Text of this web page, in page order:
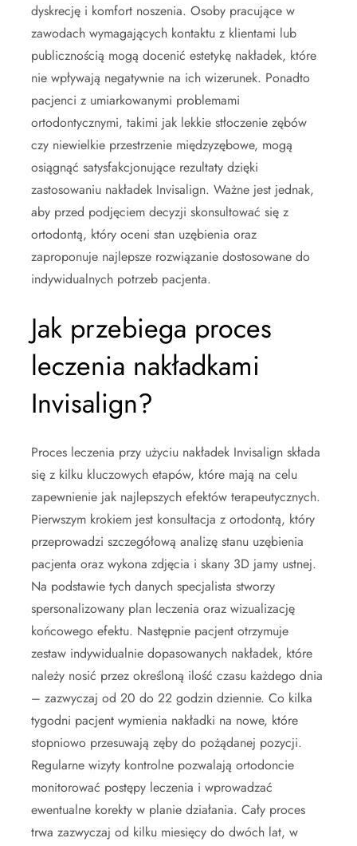
dyskrecję i komfort noszenia. Osoby pracujące w
zawodach wymagających kontaktu z klientami lub
publicznością mogą docenić estetykę nakładek, które
nie wpływają negatywnie na ich wizerunek. Ponadto
pacjenci z umiarkowanymi problemami
ortodontycznymi, takimi jak lekkie stłoczenie zębów
czy niewielkie przestrzenie międzyzębowe, mogą
osiągnąć satysfakcjonujące rezultaty dzięki
zastosowaniu nakładek Invisalign. Ważne jest jednak,
aby przed podjęciem decyzji skonsultować się z
ortodontą, który oceni stan uzębienia oraz
zaproponuje najlepsze rozwiązanie dostosowane do
indywidualnych potrzeb pacjenta.
Jak przebiega proces
leczenia nakładkami
Invisalign?
Proces leczenia przy użyciu nakładek Invisalign składa
się z kilku kluczowych etapów, które mają na celu
zapewnienie jak najlepszych efektów terapeutycznych.
Pierwszym krokiem jest konsultacja z ortodontą, który
przeprowadzi szczegółową analizę stanu uzębienia
pacjenta oraz wykona zdjęcia i skany 3D jamy ustnej.
Na podstawie tych danych specjalista stworzy
spersonalizowany plan leczenia oraz wizualizację
końcowego efektu. Następnie pacjent otrzymuje
zestaw indywidualnie dopasowanych nakładek, które
należy nosić przez określoną ilość czasu każdego dnia
– zazwyczaj od 20 do 22 godzin dziennie. Co kilka
tygodni pacjent wymienia nakładki na nowe, które
stopniowo przesuwają zęby do pożądanej pozycji.
Regularne wizyty kontrolne pozwalają ortodoncie
monitorować postępy leczenia i wprowadzać
ewentualne korekty w planie działania. Cały proces
trwa zazwyczaj od kilku miesięcy do dwóch lat, w